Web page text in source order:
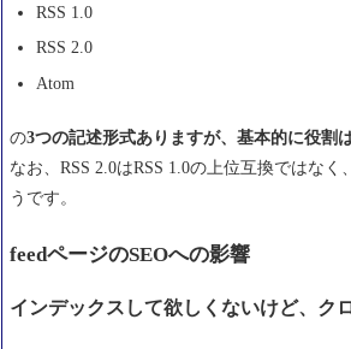
RSS 1.0
RSS 2.0
Atom
の3つの記述形式ありますが、基本的に役割
なお、RSS 2.0はRSS 1.0の上位互換ではな
うです。
feedページのSEOへの影響
インデックスして欲しくないけど、ク